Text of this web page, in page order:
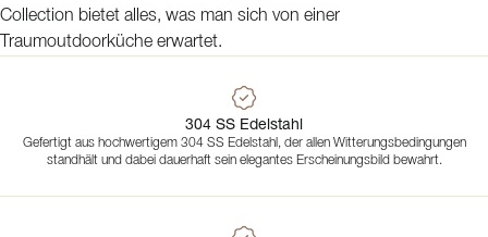
Collection bietet alles, was man sich von einer
Traumoutdoorküche erwartet.
304 SS Edelstahl
Gefertigt aus hochwertigem 304 SS Edelstahl, der allen Witterungsbedingungen
standhält und dabei dauerhaft sein elegantes Erscheinungsbild bewahrt.